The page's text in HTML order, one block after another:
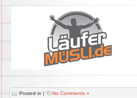
Posted in | No Comments »